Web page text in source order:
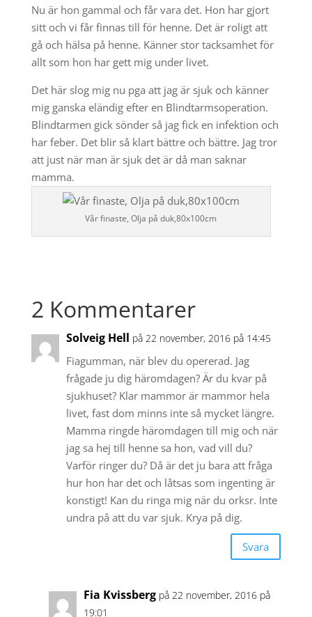
Nu är hon gammal och får vara det. Hon har gjort
sitt och vi får finnas till för henne. Det är roligt att
gå och hälsa på henne. Känner stor tacksamhet för
allt som hon har gett mig under livet.
Det här slog mig nu pga att jag är sjuk och känner
mig ganska eländig efter en Blindtarmsoperation.
Blindtarmen gick sönder så jag fick en infektion och
har feber. Det blir så klart bättre och bättre. Jag tror
att just när man är sjuk det är då man saknar
mamma.
Vår finaste, Olja på duk,80x100cm
2 Kommentarer
Solveig Hell på 22 november, 2016 på 14:45
Fiagumman, när blev du opererad. Jag
frågade ju dig häromdagen? Är du kvar på
sjukhuset? Klar mammor är mammor hela
livet, fast dom minns inte så mycket längre.
Mamma ringde häromdagen till mig och när
jag sa hej till henne sa hon, vad vill du?
Varför ringer du? Då är det ju bara att fråga
hur hon har det och låtsas som ingenting är
konstigt! Kan du ringa mig när du orksr. Inte
undra på att du var sjuk. Krya på dig.
Svara
Fia Kvissberg på 22 november, 2016 på
19:01